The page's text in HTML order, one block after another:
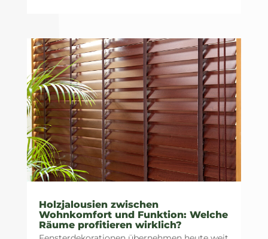
Holzjalousien zwischen
Wohnkomfort und Funktion: Welche
Räume profitieren wirklich?